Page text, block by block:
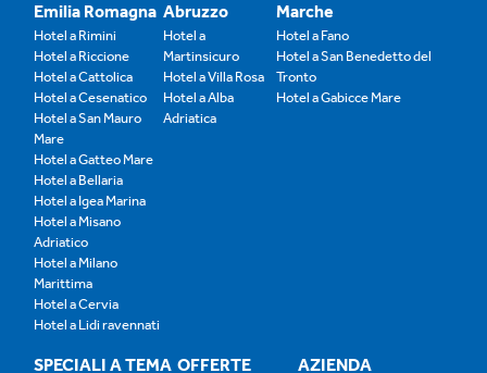
Emilia Romagna
Hotel a Rimini
Hotel a Riccione
Hotel a Cattolica
Hotel a Cesenatico
Hotel a San Mauro
Mare
Hotel a Gatteo Mare
Hotel a Bellaria
Hotel a Igea Marina
Hotel a Misano
Adriatico
Hotel a Milano
Marittima
Hotel a Cervia
Hotel a Lidi ravennati
Abruzzo
Hotel a
Martinsicuro
Hotel a Villa Rosa
Hotel a Alba
Adriatica
Marche
Hotel a Fano
Hotel a San Benedetto del
Tronto
Hotel a Gabicce Mare
SPECIALI A TEMA OFFERTE AZIENDA